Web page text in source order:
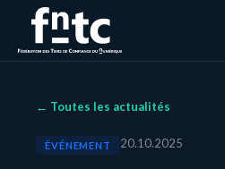
← Toutes les actualités
ÉVÉNEMENT 20.10.2025